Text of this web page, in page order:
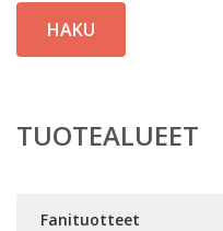
HAKU
TUOTEALUEET
Fanituotteet